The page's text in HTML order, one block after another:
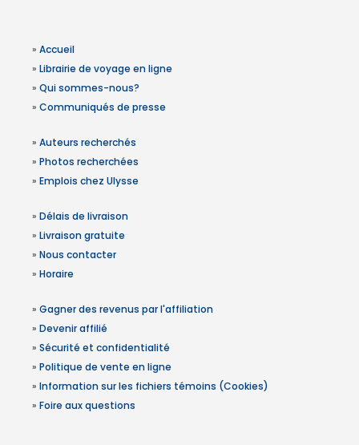
» Accueil
» Librairie de voyage en ligne
» Qui sommes-nous?
» Communiqués de presse
» Auteurs recherchés
» Photos recherchées
» Emplois chez Ulysse
» Délais de livraison
» Livraison gratuite
» Nous contacter
» Horaire
» Gagner des revenus par l'affiliation
» Devenir affilié
» Sécurité et confidentialité
» Politique de vente en ligne
» Information sur les fichiers témoins (Cookies)
» Foire aux questions